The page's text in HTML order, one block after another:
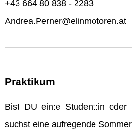
+43 664 80 838 - 2283
Andrea.Perner@elinmotoren.at
Praktikum
Bist DU ein:e Student:in oder
suchst eine aufregende